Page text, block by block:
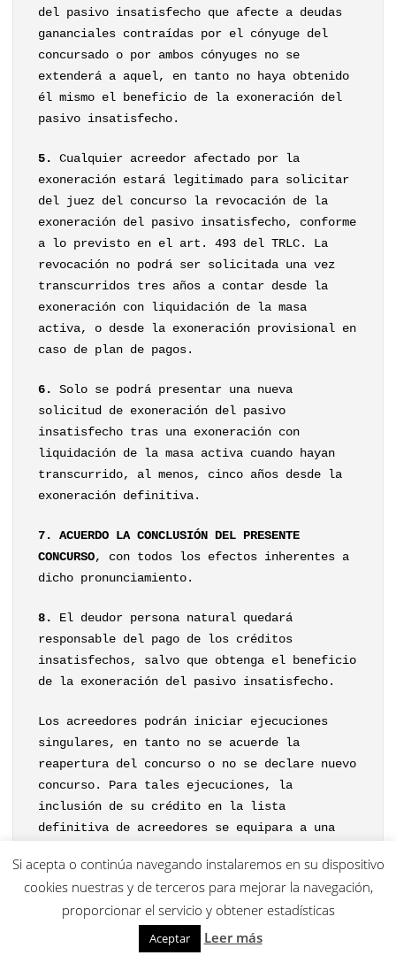
del pasivo insatisfecho que afecte a deudas
gananciales contraídas por el cónyuge del
concursado o por ambos cónyuges no se
extenderá a aquel, en tanto no haya obtenido
él mismo el beneficio de la exoneración del
pasivo insatisfecho.
5.
Cualquier acreedor afectado por la
exoneración estará legitimado para solicitar
del juez del concurso la revocación de la
exoneración del pasivo insatisfecho, conforme
a lo previsto en el art. 493 del TRLC. La
revocación no podrá ser solicitada una vez
transcurridos tres años a contar desde la
exoneración con liquidación de la masa
activa, o desde la exoneración provisional en
caso de plan de pagos.
6.
Solo se podrá presentar una nueva
solicitud de exoneración del pasivo
insatisfecho tras una exoneración con
liquidación de la masa activa cuando hayan
transcurrido, al menos, cinco años desde la
exoneración definitiva.
7. ACUERDO LA CONCLUSIÓN DEL PRESENTE
CONCURSO, con todos los efectos inherentes a
dicho pronunciamiento.
8.
El deudor persona natural quedará
responsable del pago de los créditos
insatisfechos, salvo que obtenga el beneficio
de la exoneración del pasivo insatisfecho.
Los acreedores podrán iniciar ejecuciones
singulares, en tanto no se acuerde la
reapertura del concurso o no se declare nuevo
concurso. Para tales ejecuciones, la
inclusión de su crédito en la lista
definitiva de acreedores se equipara a una
9.La resolución que acuerde la conclusión
del procedimiento se notificará a las mismas
personas a las que se hubiera notificado el
auto de declaración de concurso, publicándose
Si acepta o continúa navegando instalaremos en su dispositivo
cookies nuestras y de terceros para mejorar la navegación,
proporcionar el servicio y obtener estadísticas
Aceptar Leer más